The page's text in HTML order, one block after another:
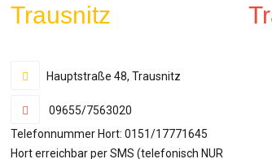
Hauptstraße 48, Trausnitz
09655/7563020
Telefonnummer Hort: 0151/17771645
Hort erreichbar per SMS (telefonisch NUR